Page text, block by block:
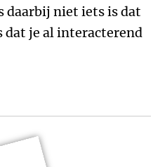
daarbij niet iets is dat
je al interacterend